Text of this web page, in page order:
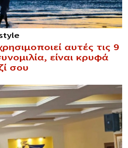
αυτές τις 9
είναι κρυφά
σου